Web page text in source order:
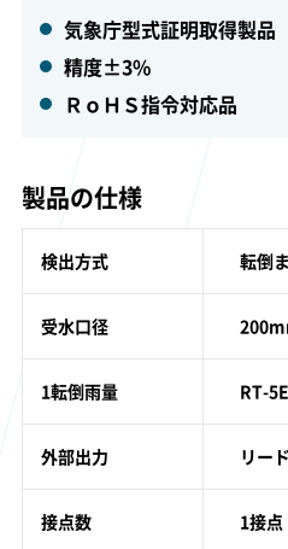
気象庁型式証明取得製品
精度±3%
ＲｏＨＳ指令対応品
製品の仕様
検出方式 転倒
受水口径
1転倒雨量 RT-
外部出力 リー
接点数 1接